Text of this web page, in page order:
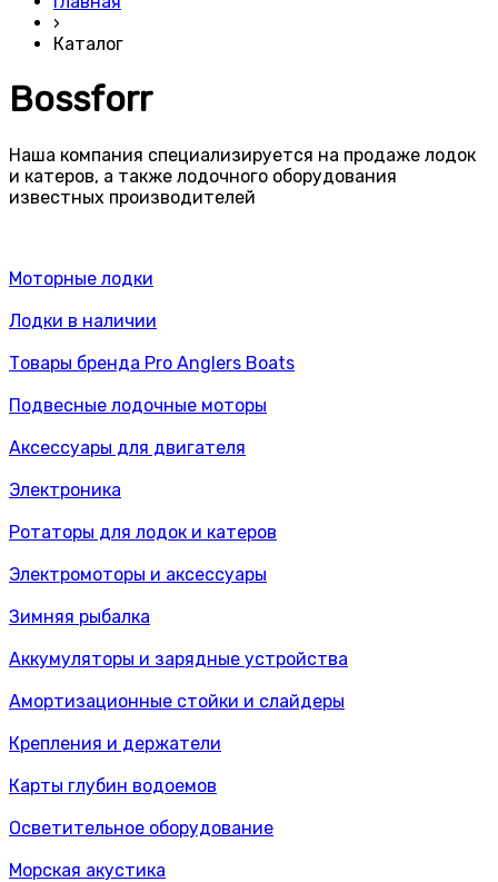
›
Каталог
Bossforr
Наша компания специализируется на продаже лодок
и катеров, а также лодочного оборудования
известных производителей
Моторные лодки
Лодки в наличии
Товары бренда Pro Anglers Boats
Подвесные лодочные моторы
Аксессуары для двигателя
Электроника
Ротаторы для лодок и катеров
Электромоторы и аксессуары
Зимняя рыбалка
Аккумуляторы и зарядные устройства
Амортизационные стойки и слайдеры
Крепления и держатели
Карты глубин водоемов
Осветительное оборудование
Морская акустика